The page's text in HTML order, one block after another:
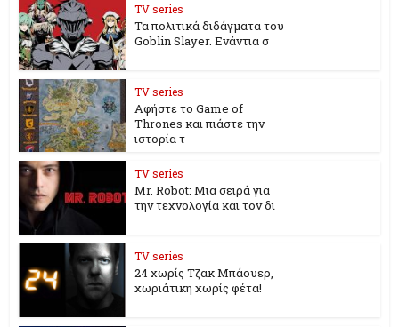
TV series
Τα πολιτικά διδάγματα του
Goblin Slayer. Ενάντια σ
TV series
Αφήστε το Game of
Thrones και πιάστε την
ιστορία τ
TV series
Mr. Robot: Μια σειρά για
την τεχνολογία και τον δι
TV series
24 χωρίς Τζακ Μπάουερ,
χωριάτικη χωρίς φέτα!